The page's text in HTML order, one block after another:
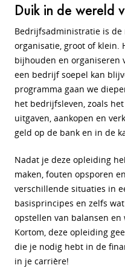
Duik in de wereld
Bedrijfsadministratie is de
organisatie, groot of klein.
bijhouden en organiseren
een bedrijf soepel kan
programma gaan we
het bedrijfsleven, zoals
uitgaven, aankopen en
geld op de bank en in de
Nadat je deze opleiding
maken, fouten opsporen
verschillende situaties in
basisprincipes en zelfs
opstellen van balansen
Kortom, deze opleiding
die je nodig hebt in de
in je carrière!